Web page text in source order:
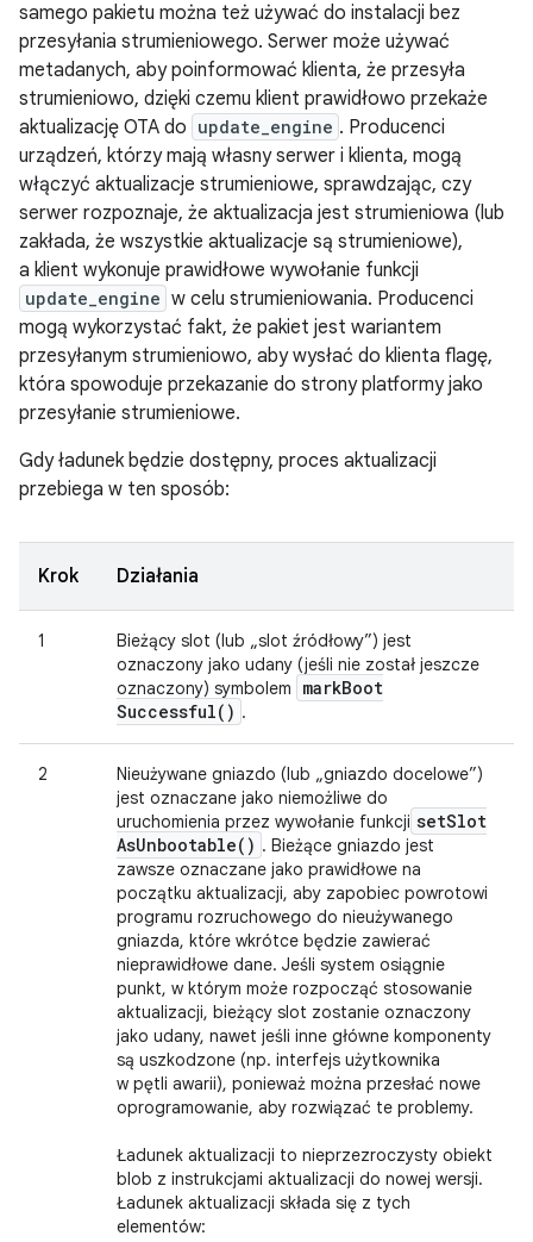
samego pakietu można też używać do instalacji bez
przesyłania strumieniowego. Serwer może używać
metadanych, aby poinformować klienta, że przesyła
strumieniowo, dzięki czemu klient prawidłowo przekaże
aktualizację OTA do update_engine . Producenci
urządzeń, którzy mają własny serwer i klienta, mogą
włączyć aktualizacje strumieniowe, sprawdzając, czy
serwer rozpoznaje, że aktualizacja jest strumieniowa (lub
zakłada, że wszystkie aktualizacje są strumieniowe),
a klient wykonuje prawidłowe wywołanie funkcji
update_engine w celu strumieniowania. Producenci
mogą wykorzystać fakt, że pakiet jest wariantem
przesyłanym strumieniowo, aby wysłać do klienta flagę,
która spowoduje przekazanie do strony platformy jako
przesyłanie strumieniowe.
Gdy ładunek będzie dostępny, proces aktualizacji
przebiega w ten sposób:
Krok Działania
1
Bieżący slot (lub „slot źródłowy”) jest
oznaczony jako udany (jeśli nie został jeszcze
oznaczony) symbolem
markBoot
Successful( ) .
2
Nieużywane gniazdo (lub „gniazdo docelowe”)
jest oznaczane jako niemożliwe do
uruchomienia przez wywołanie funkcji setSlot
AsUnbootable( ) . Bieżące gniazdo jest
zawsze oznaczane jako prawidłowe na
początku aktualizacji, aby zapobiec powrotowi
programu rozruchowego do nieużywanego
gniazda, które wkrótce będzie zawierać
nieprawidłowe dane. Jeśli system osiągnie
punkt, w którym może rozpocząć stosowanie
aktualizacji, bieżący slot zostanie oznaczony
jako udany, nawet jeśli inne główne komponenty
są uszkodzone (np. interfejs użytkownika
w pętli awarii), ponieważ można przesłać nowe
oprogramowanie, aby rozwiązać te problemy.
Ładunek aktualizacji to nieprzezroczysty obiekt
blob z instrukcjami aktualizacji do nowej wersji.
Ładunek aktualizacji składa się z tych
elementów: